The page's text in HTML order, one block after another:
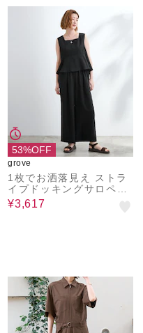
53%OFF
grove
1枚でお洒落見え ストラ
イプドッキングサロペッ
ト
¥3,617